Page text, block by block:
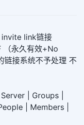
invite link链接
永久有效+No
链接系统不予处理 不
| Groups |
| Members |